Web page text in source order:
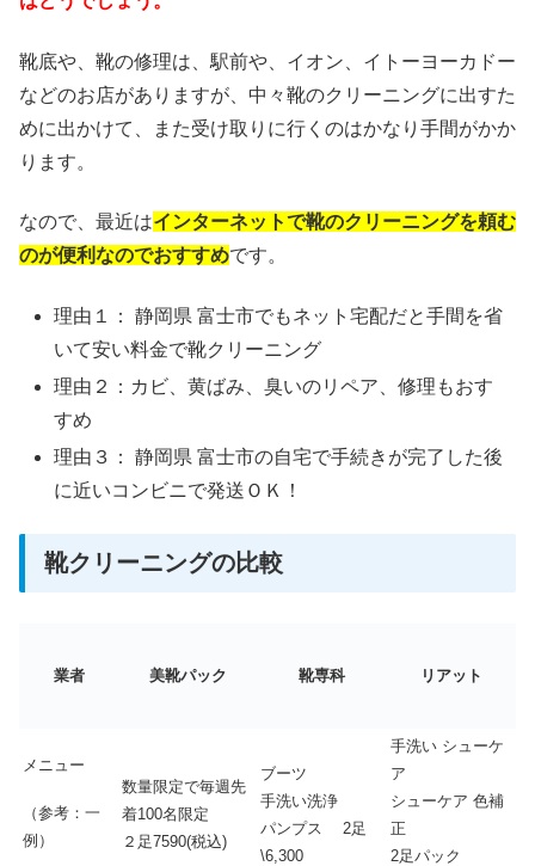
靴底や、靴の修理は、駅前や、イオン、イトーヨーカドー
などのお店がありますが、中々靴のクリーニングに出すた
めに出かけて、また受け取りに行くのはかなり手間がかか
ります。
なので、最近はインターネットで靴のクリーニングを頼む
のが便利なのでおすすめです。
理由１： 静岡県 富士市でもネット宅配だと手間を省
いて安い料金で靴クリーニング
理由２：カビ、黄ばみ、臭いのリペア、修理もおす
すめ
理由３： 静岡県 富士市の自宅で手続きが完了した後
に近いコンビニで発送ＯＫ！
靴クリーニングの比較
業者 美靴パック 靴専科 リアット
メニュー
（参考：一
例）
数量限定で毎週先
着100名限定
２足7590(税込)
ブーツ
手洗い洗浄
パンプス 2足
\6,300
手洗い シューケ
ア
シューケア 色補
正
2足パック